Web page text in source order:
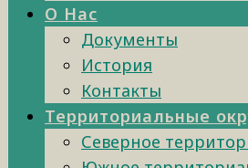
О Нас
Документы
История
Контакты
Территориальные
Северное